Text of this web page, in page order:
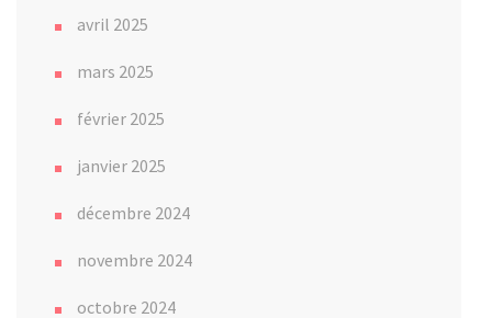
avril 2025
mars 2025
février 2025
janvier 2025
décembre 2024
novembre 2024
octobre 2024